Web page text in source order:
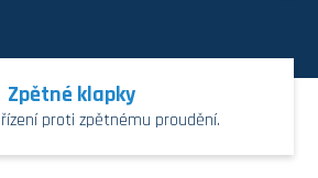
Zpětné klapky
proti zpětnému proudění.